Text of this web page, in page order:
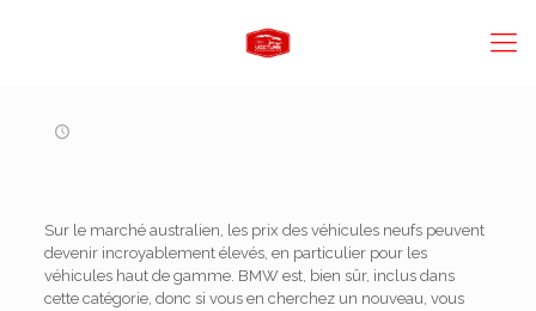
Sur le marché australien, les prix des véhicules neufs peuvent
devenir incroyablement élevés, en particulier pour les
véhicules haut de gamme. BMW est, bien sûr, inclus dans
cette catégorie, donc si vous en cherchez un nouveau, vous